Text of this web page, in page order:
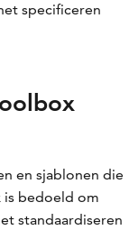
specificeren
en sjablonen die
bedoeld om
standaardiseren